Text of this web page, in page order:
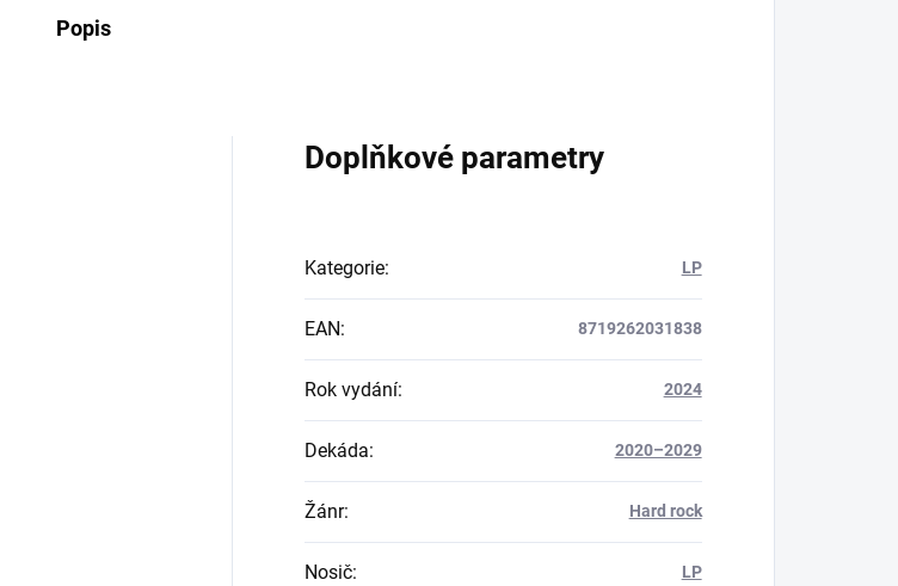
Popis
Doplňkové parametry
Kategorie: LP
EAN: 8719262031838
Rok vydání: 2024
Dekáda: 2020–2029
Žánr: Hard rock
Nosič: LP